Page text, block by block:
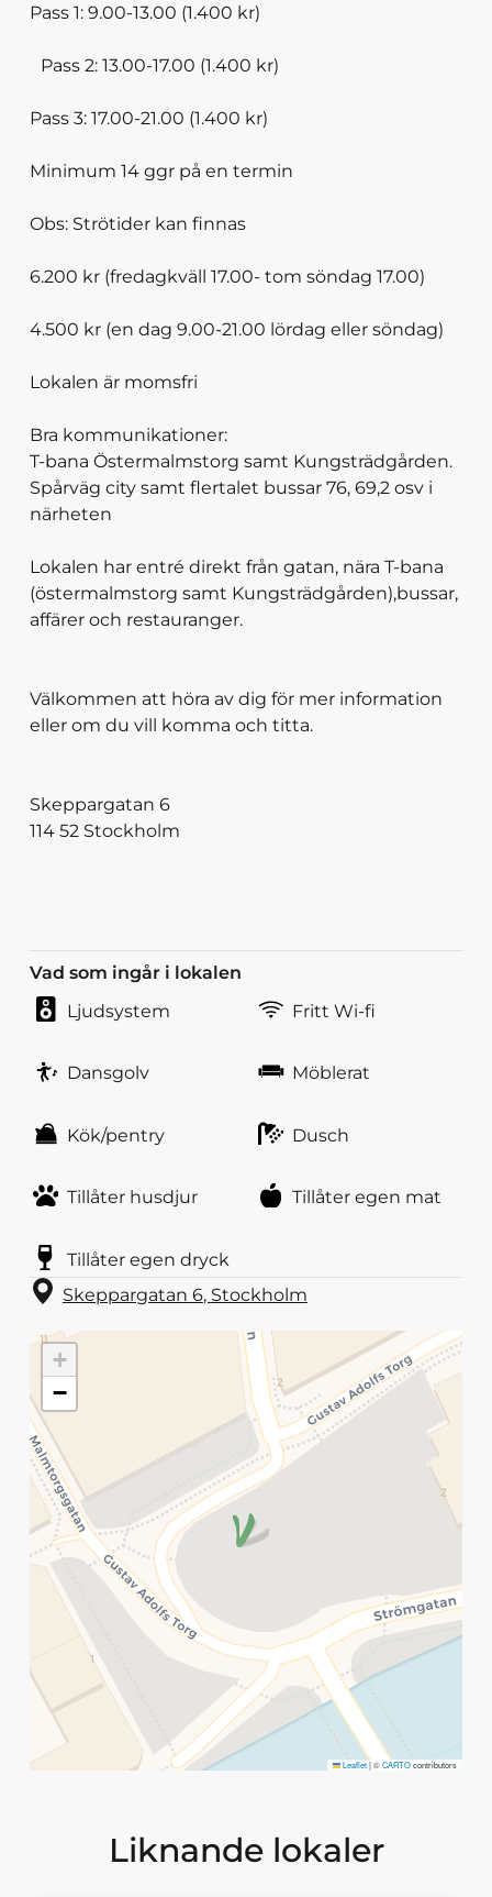
Pass 1: 9.00-13.00 (1.400 kr)
Pass 2: 13.00-17.00 (1.400 kr)
Pass 3: 17.00-21.00 (1.400 kr)
Minimum 14 ggr på en termin
Obs: Strötider kan finnas
6.200 kr (fredagkväll 17.00- tom söndag 17.00)
4.500 kr (en dag 9.00-21.00 lördag eller söndag)
Lokalen är momsfri
Bra kommunikationer:
T-bana Östermalmstorg samt Kungsträdgården.
Spårväg city samt flertalet bussar 76, 69,2 osv i
närheten
Lokalen har entré direkt från gatan, nära T-bana
(östermalmstorg samt Kungsträdgården),bussar,
affärer och restauranger.
Välkommen att höra av dig för mer information
eller om du vill komma och titta.
Skeppargatan 6
114 52 Stockholm
Vad som ingår i lokalen
Ljudsystem
Fritt Wi-fi
Dansgolv Möblerat
Kök/pentry Dusch
Tillåter husdjur Tillåter egen mat
Tillåter egen dryck
Skeppargatan 6, Stockholm
+
−
Leaflet|©CARTOcontributors
Liknande lokaler